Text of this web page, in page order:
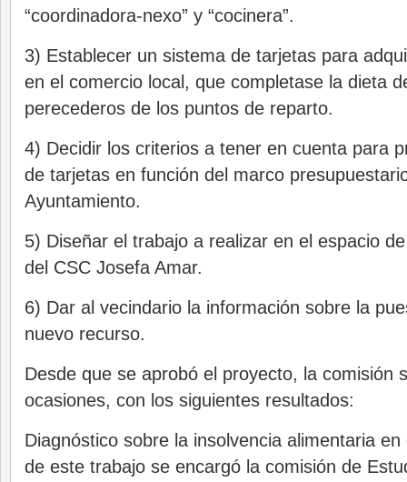
“coordinadora-nexo” y “cocinera”.
3) Establecer un sistema de tarjetas para
en el comercio local, que completase la dieta
perecederos de los puntos de reparto.
4) Decidir los criterios a tener en cuenta para
de tarjetas en función del marco
Ayuntamiento.
5) Diseñar el trabajo a realizar en el espacio
del CSC Josefa Amar.
6) Dar al vecindario la información sobre la
nuevo recurso.
Desde que se aprobó el proyecto, la comisión
ocasiones, con los siguientes resultados:
Diagnóstico sobre la insolvencia alimentaria
de este trabajo se encargó la comisión de